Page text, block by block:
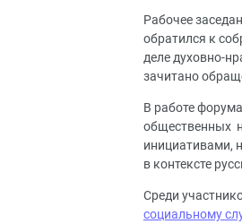
Рабочее
обратился к
деле духовно-
зачитано
В работе
общественных
инициативами,
в контексте
Среди
социальному